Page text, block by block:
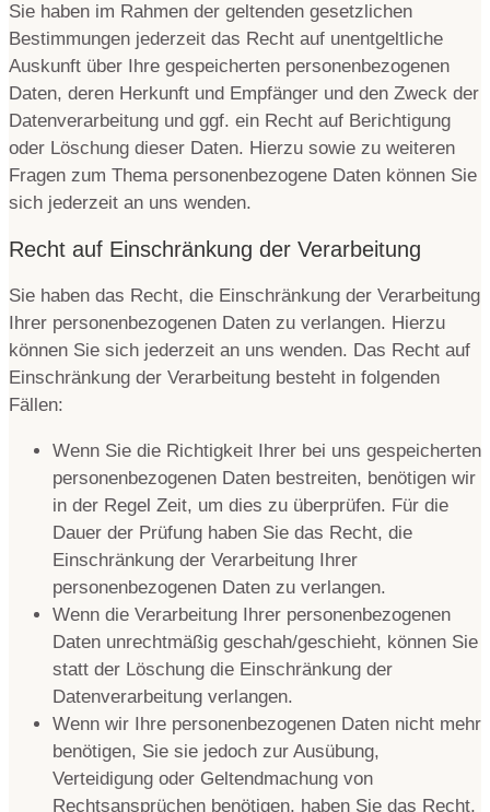
Sie haben im Rahmen der geltenden gesetzlichen
Bestimmungen jederzeit das Recht auf unentgeltliche
Auskunft über Ihre gespeicherten personenbezogenen
Daten, deren Herkunft und Empfänger und den Zweck der
Datenverarbeitung und ggf. ein Recht auf Berichtigung
oder Löschung dieser Daten. Hierzu sowie zu weiteren
Fragen zum Thema personenbezogene Daten können Sie
sich jederzeit an uns wenden.
Recht auf Einschränkung der Verarbeitung
Sie haben das Recht, die Einschränkung der Verarbeitung
Ihrer personenbezogenen Daten zu verlangen. Hierzu
können Sie sich jederzeit an uns wenden. Das Recht auf
Einschränkung der Verarbeitung besteht in folgenden
Fällen:
Wenn Sie die Richtigkeit Ihrer bei uns gespeicherten
personenbezogenen Daten bestreiten, benötigen wir
in der Regel Zeit, um dies zu überprüfen. Für die
Dauer der Prüfung haben Sie das Recht, die
Einschränkung der Verarbeitung Ihrer
personenbezogenen Daten zu verlangen.
Wenn die Verarbeitung Ihrer personenbezogenen
Daten unrechtmäßig geschah/geschieht, können Sie
statt der Löschung die Einschränkung der
Datenverarbeitung verlangen.
Wenn wir Ihre personenbezogenen Daten nicht mehr
benötigen, Sie sie jedoch zur Ausübung,
Verteidigung oder Geltendmachung von
Rechtsansprüchen benötigen, haben Sie das Recht,